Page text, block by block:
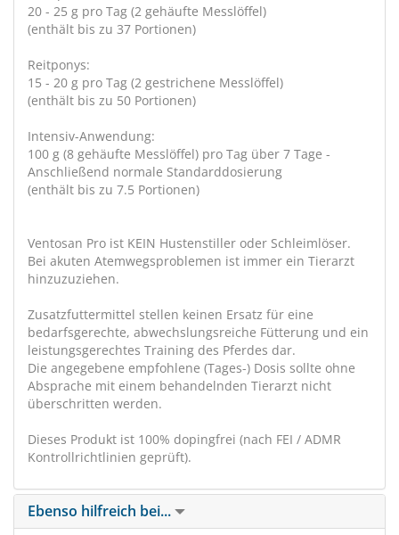
20 - 25 g pro Tag (2 gehäufte Messlöffel)
(enthält bis zu 37 Portionen)
Reitponys:
15 - 20 g pro Tag (2 gestrichene Messlöffel)
(enthält bis zu 50 Portionen)
Intensiv-Anwendung:
100 g (8 gehäufte Messlöffel) pro Tag über 7 Tage -
Anschließend normale Standarddosierung
(enthält bis zu 7.5 Portionen)
Ventosan Pro ist KEIN Hustenstiller oder Schleimlöser.
Bei akuten Atemwegsproblemen ist immer ein Tierarzt
hinzuzuziehen.
Zusatzfuttermittel stellen keinen Ersatz für eine
bedarfsgerechte, abwechslungsreiche Fütterung und ein
leistungsgerechtes Training des Pferdes dar.
Die angegebene empfohlene (Tages-) Dosis sollte ohne
Absprache mit einem behandelnden Tierarzt nicht
überschritten werden.
Dieses Produkt ist 100% dopingfrei (nach FEI / ADMR
Kontrollrichtlinien geprüft).
Ebenso hilfreich bei...